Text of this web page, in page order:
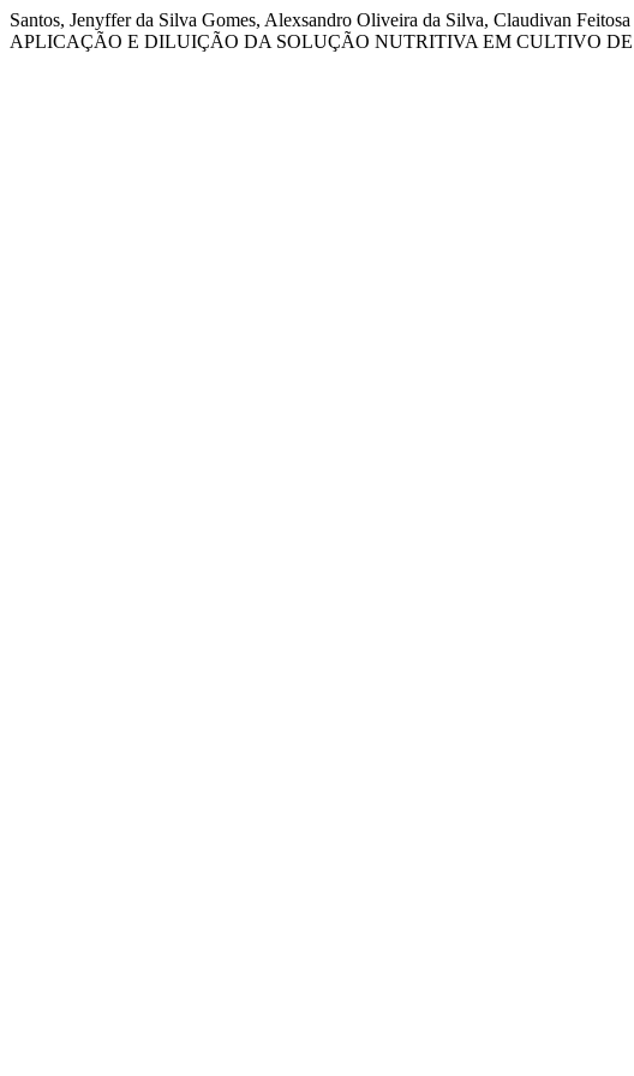
Santos, Jenyffer da Silva Gomes, Alexsandro Oliveira da Silva, Claudivan
APLICAÇÃO E DILUIÇÃO DA SOLUÇÃO NUTRITIVA EM CULTIVO